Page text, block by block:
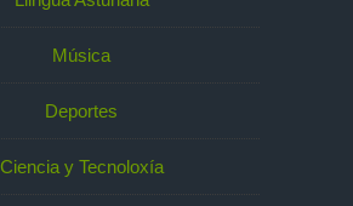
Música
Deportes
Ciencia y Tecnoloxía